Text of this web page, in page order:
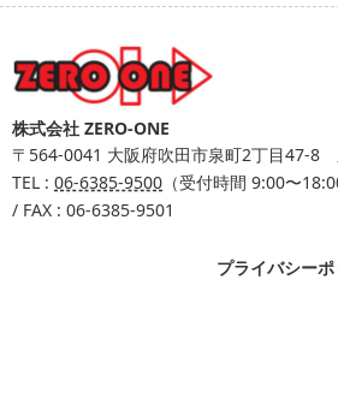
株式会社 ZERO-ONE
〒564-0041 大阪府吹田市泉町2丁目47-8
TEL : 06-6385-9500 （受付時間 9:00〜
/ FAX : 06-6385-9501
プライバシー